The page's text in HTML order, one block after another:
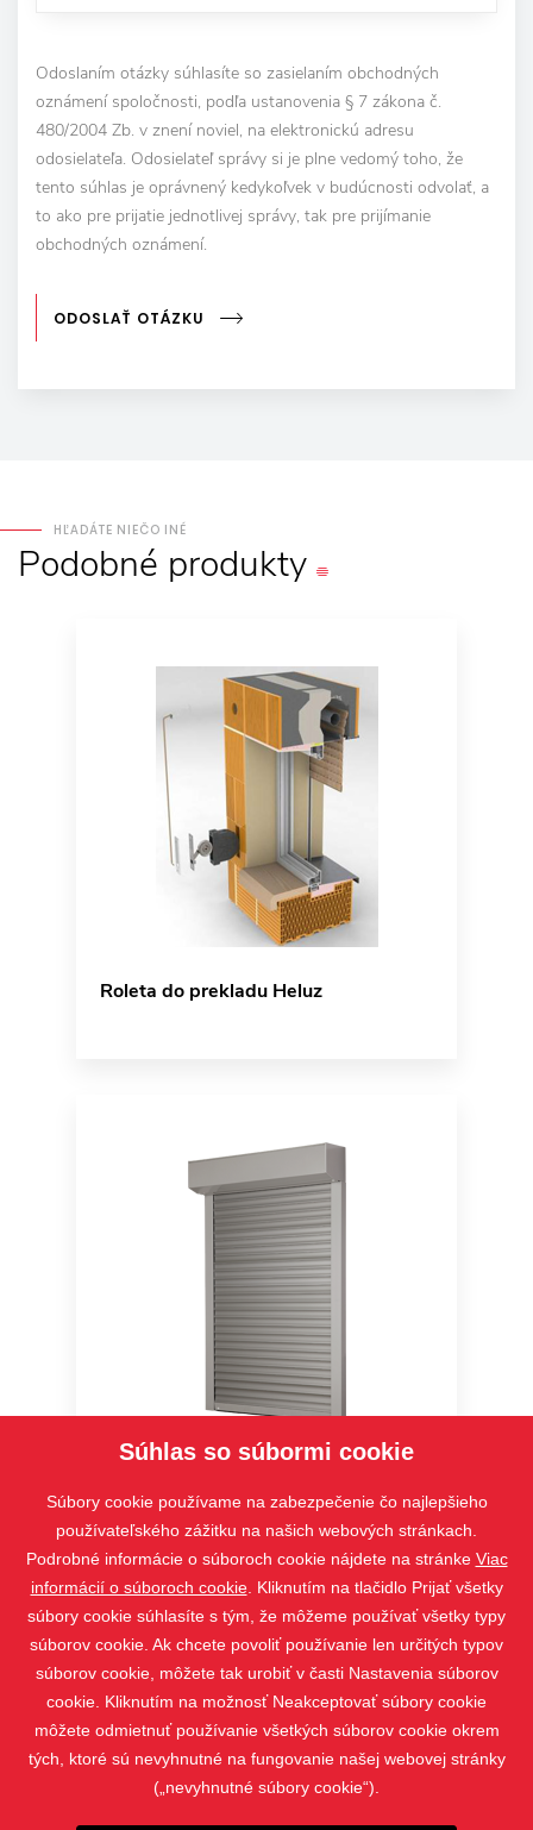
Odoslaním otázky súhlasíte so zasielaním obchodných
oznámení spoločnosti, podľa ustanovenia § 7 zákona č.
480/2004 Zb. v znení noviel, na elektronickú adresu
odosielateľa. Odosielateľ správy si je plne vedomý toho, že
tento súhlas je oprávnený kedykoľvek v budúcnosti odvolať, a
to ako pre prijatie jednotlivej správy, tak pre prijímanie
obchodných oznámení.
ODOSLAŤ OTÁZKU
HĽADÁTE NIEČO INÉ
Podobné produkty
Roleta do prekladu Heluz
Vivera
Súhlas so súbormi cookie
Súbory cookie používame na zabezpečenie čo najlepšieho
používateľského zážitku na našich webových stránkach.
Podrobné informácie o súboroch cookie nájdete na stránke Viac
informácií o súboroch cookie. Kliknutím na tlačidlo Prijať všetky
súbory cookie súhlasíte s tým, že môžeme používať všetky typy
súborov cookie. Ak chcete povoliť používanie len určitých typov
súborov cookie, môžete tak urobiť v časti Nastavenia súborov
cookie. Kliknutím na možnosť Neakceptovať súbory cookie
môžete odmietnuť používanie všetkých súborov cookie okrem
tých, ktoré sú nevyhnutné na fungovanie našej webovej stránky
(„nevyhnutné súbory cookie“).